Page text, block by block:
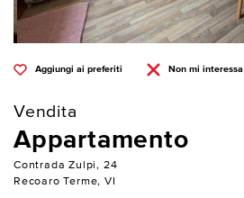
Aggiungi ai preferiti Non mi interessa
Vendita
Appartamento
Contrada Zulpi, 24
Recoaro Terme, VI